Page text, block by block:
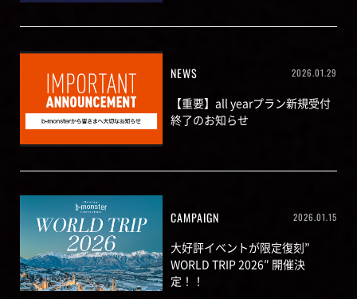
NEWS 2026.01.29
【重要】all yearプラン新規受付
終了のお知らせ
CAMPAIGN 2026.01.15
大好評イベントが限定復刻”
WORLD TRIP 2026″ 開催決
定！！